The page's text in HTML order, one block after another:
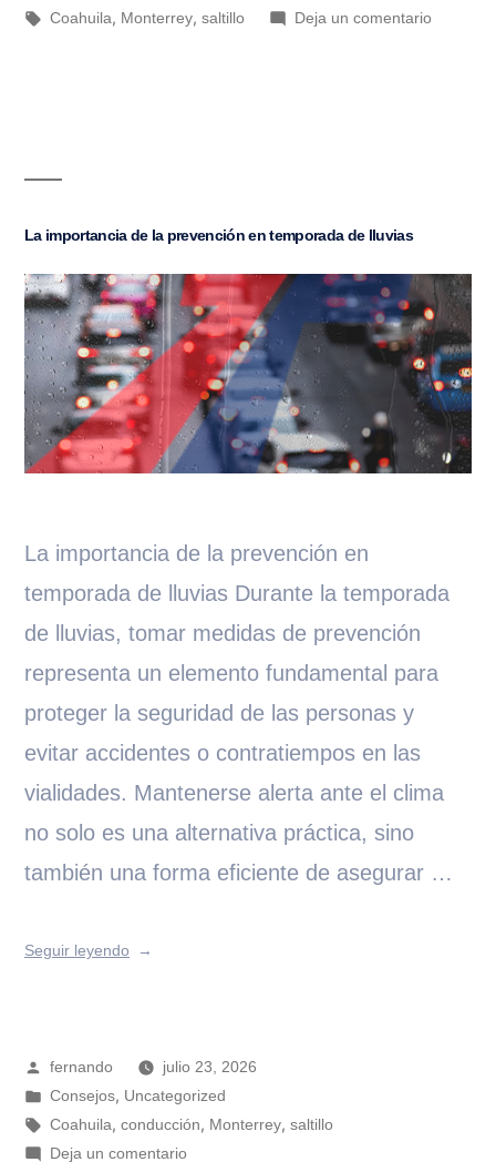
Coahuila, Monterrey,saltillo Deja un comentario
La importancia de la prevención en temporada de lluvias
La importancia de la prevención en
temporada de lluvias Durante la temporada
de lluvias, tomar medidas de prevención
representa un elemento fundamental para
proteger la seguridad de las personas y
evitar accidentes o contratiempos en las
vialidades. Mantenerse alerta ante el clima
no solo es una alternativa práctica, sino
también una forma eficiente de asegurar …
Seguir leyendo
fernando
julio 23, 2026
Consejos, Uncategorized
Coahuila,conducción, Monterrey,saltillo
Deja un comentario